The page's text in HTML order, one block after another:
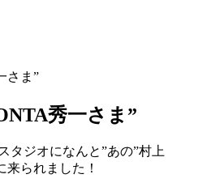
さま”
秀一さま”
タジオになんと”あの”村上
来られました！